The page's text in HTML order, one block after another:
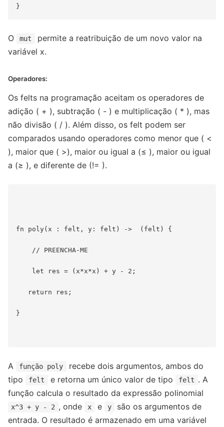
O mut
permite a reatribuição de um novo valor na
variável x.
Operadores:
Os felts na programação aceitam os operadores de
adição ( + ), subtração ( - ) e multiplicação ( * ), mas
não divisão ( / ). Além disso, os felt podem ser
comparados usando operadores como menor que ( <
), maior que ( >), maior ou igual a (≤ ), maior ou igual
a (≥ ), e diferente de (!= ).
fn poly(x : felt, y: felt) ->  (felt) {
// PREENCHA-ME
let res = (x*x*x) + y - 2;
return res;
}
A função poly
recebe dois argumentos, ambos do
tipo
felt e retorna um único valor de tipo felt . A
função calcula o resultado da expressão polinomial
x^3 + y - 2 , onde x e y
são os argumentos de
entrada. O resultado é armazenado em uma variável